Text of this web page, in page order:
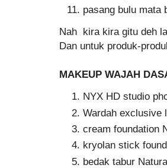
pasang bulu mata
Nah kira kira gitu deh
Dan untuk produk-
MAKEUP WAJAH
NYX HD studio
Wardah exclusive
cream foundation
kryolan stick
bedak tabur